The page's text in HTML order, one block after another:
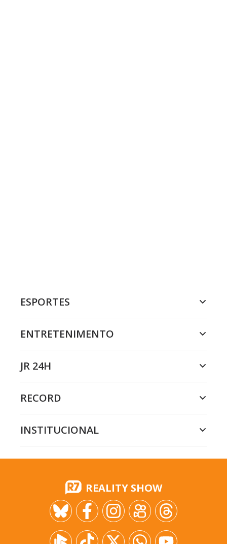
ESPORTES
ENTRETENIMENTO
JR 24H
RECORD
INSTITUCIONAL
REALITY SHOW